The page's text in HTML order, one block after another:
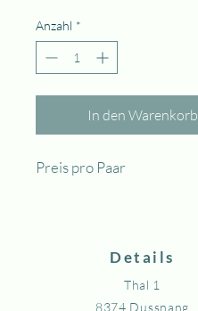
Anzahl *
In den Warenkorb
Preis pro Paar
Details
Thal 1
8374 Dussnang